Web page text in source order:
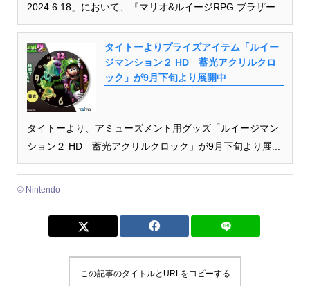
2024.6.18」において、『マリオ&ルイージRPG ブラザー...
タイトーよりプライズアイテム「ルイー
ジマンション２ HD 蓄光アクリルクロ
ック」が9月下旬より展開中
タイトーより、アミューズメント用グッズ「ルイージマン
ション２ HD 蓄光アクリルクロック」が9月下旬より展...
© Nintendo
この記事のタイトルとURLをコピーする